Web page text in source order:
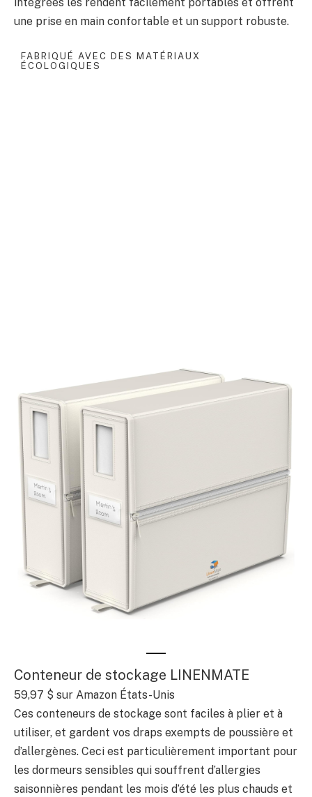
une prise en main confortable et un support robuste.
FABRIQUÉ AVEC DES MATÉRIAUX
ÉCOLOGIQUES
Conteneur de stockage LINENMATE
59,97 $ sur Amazon États-Unis
Ces conteneurs de stockage sont faciles à plier et à
utiliser, et gardent vos draps exempts de poussière et
d’allergènes. Ceci est particulièrement important pour
les dormeurs sensibles qui souffrent d’allergies
saisonnières pendant les mois d’été les plus chauds et